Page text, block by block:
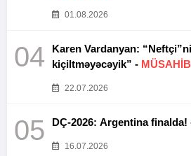
01.08.2026
04
Karen Vardanyan:
kiçiltməyəcəyik” -
22.07.2026
05 DÇ-2026: Argentina finalda!
16.07.2026